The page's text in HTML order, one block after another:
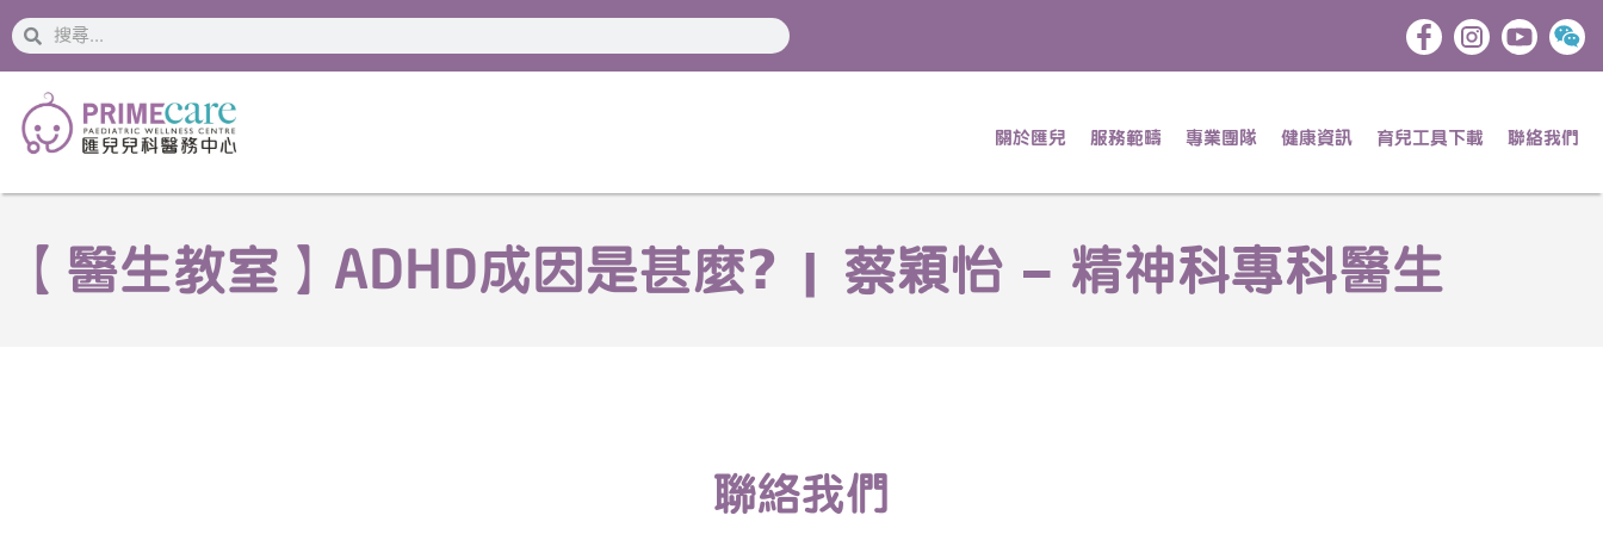
搜
索
搜
索
關於匯兒 服務範疇 專業團隊 健康資訊 育兒工具下載 聯絡我們
【醫生教室】ADHD成因是甚麼? | 蔡穎怡 – 精神科專科醫生
聯絡我們